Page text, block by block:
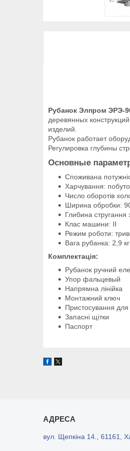
Рубанок Элпром ЭРЭ-
деревянных
изделий.
Рубанок работает
Регулировка глубины
Основные
Споживана
Харчування:
Число оборотів
Ширина обробки:
Глибина
Клас машини: II
Режим роботи:
Вага рубанка: 2,9 кг
Комплектація:
Рубанок ручний
Упор фальцевый
Напрямна лінійка
Монтажний ключ
Пристосування для
Запасні щітки
Паспорт
вул. Щепкіна 14., 61161,